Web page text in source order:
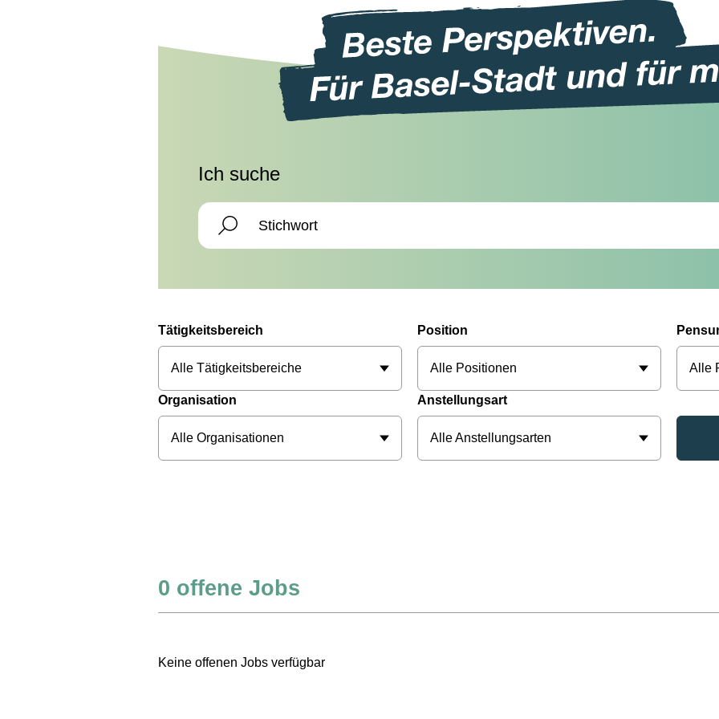
Ich suche
Tätigkeitsbereich
Alle Tätigkeitsbereiche
Position
Alle Positionen Alle
Organisation
Alle Organisationen
Anstellungsart
Alle Anstellungsarten
0 offene Jobs
Keine offenen Jobs verfügbar